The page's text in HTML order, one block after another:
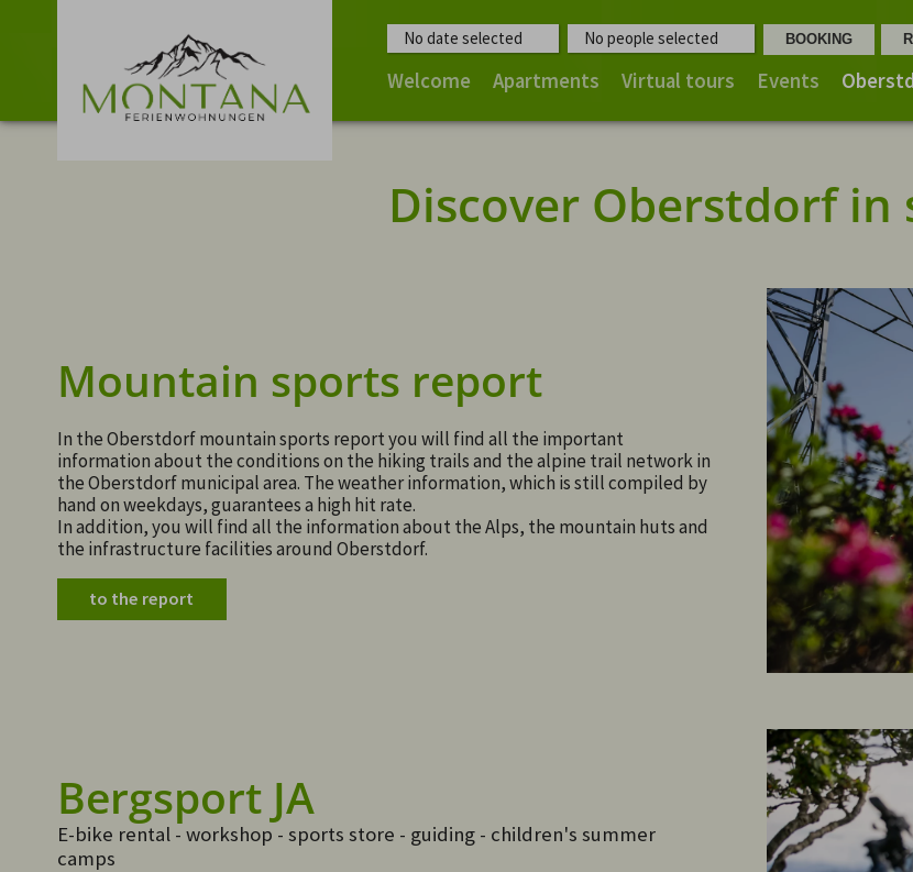
No date selected No people selected
Welcome Apartments Virtual tours Events
Discover Oberstdorf in
Mountain sports report
In the Oberstdorf mountain sports report you will find all the important
information about the conditions on the hiking trails and the alpine trail network in
the Oberstdorf municipal area. The weather information, which is still compiled by
hand on weekdays, guarantees a high hit rate.
In addition, you will find all the information about the Alps, the mountain huts and
the infrastructure facilities around Oberstdorf.
to the report
Bergsport JA
E-bike rental - workshop - sports store - guiding - children's summer
camps